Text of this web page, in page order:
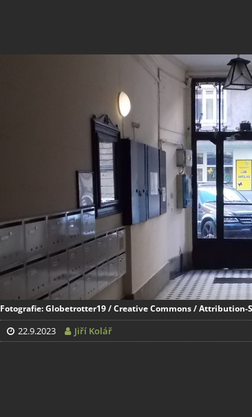
Fotografie: Globetrotter19 / Creative Commons / Attribution-
22.9.2023 Jiří Kolář